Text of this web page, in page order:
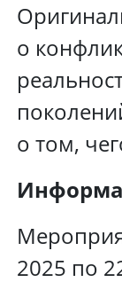
о
о том,
2025 по